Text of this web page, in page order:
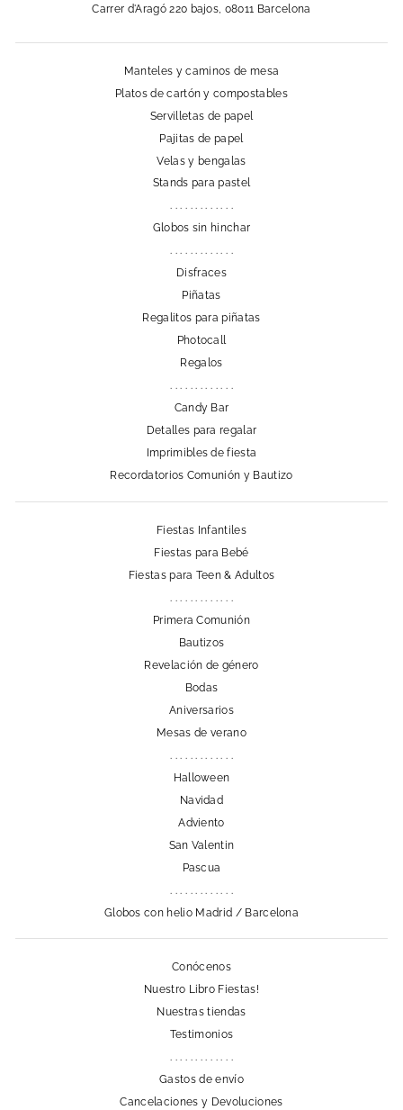
Carrer d'Aragó 220 bajos, 08011 Barcelona
Manteles y caminos de mesa
Platos de cartón y compostables
Servilletas de papel
Pajitas de papel
Velas y bengalas
Stands para pastel
. . . . . . . . . . . . .
Globos sin hinchar
. . . . . . . . . . . . .
Disfraces
Piñatas
Regalitos para piñatas
Photocall
Regalos
. . . . . . . . . . . . .
Candy Bar
Detalles para regalar
Imprimibles de fiesta
Recordatorios Comunión y Bautizo
Fiestas Infantiles
Fiestas para Bebé
Fiestas para Teen & Adultos
. . . . . . . . . . . . .
Primera Comunión
Bautizos
Revelación de género
Bodas
Aniversarios
Mesas de verano
Halloween
Navidad
Adviento
San Valentin
Pascua
Globos con helio Madrid / Barcelona
Conócenos
Nuestro Libro Fiestas!
Nuestras tiendas
Testimonios
. . . . . . . . . . . . .
Gastos de envío
Cancelaciones y Devoluciones